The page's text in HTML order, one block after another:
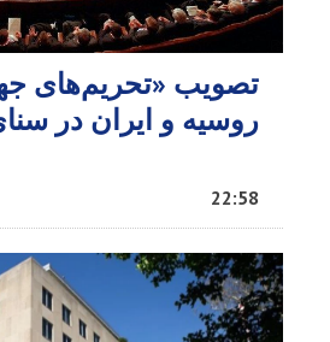
تصویب «تحریم‌های
روسیه و ایران در
22:58